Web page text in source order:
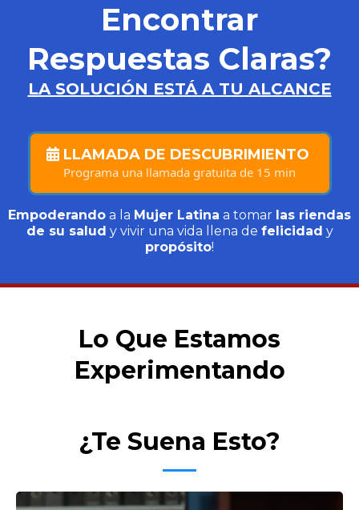
Encontrar
Respuestas Claras?
LA SOLUCIÓN ESTÁ A TU ALCANCE
LLAMADA DE DESCUBRIMIENTO
Programa una llamada gratuita de 15 min
Empoderando a la Mujer Latina a tomar las riendas
de su salud y vivir una vida llena de felicidad y
propósito!
Lo Que Estamos
Experimentando
¿Te Suena Esto?